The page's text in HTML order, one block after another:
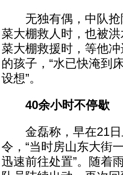
无独有偶，中队抢
菜大棚救人时，也被
菜大棚救援时，等他
的孩子，“水已快淹到
设想”。
40余小时不停歇
金磊称，早在21日
令，“当时房山东大街
迅速前往处置”。随着